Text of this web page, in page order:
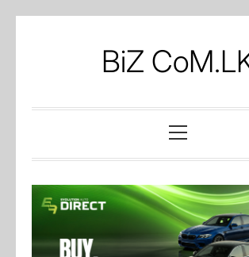
BiZ
Menu